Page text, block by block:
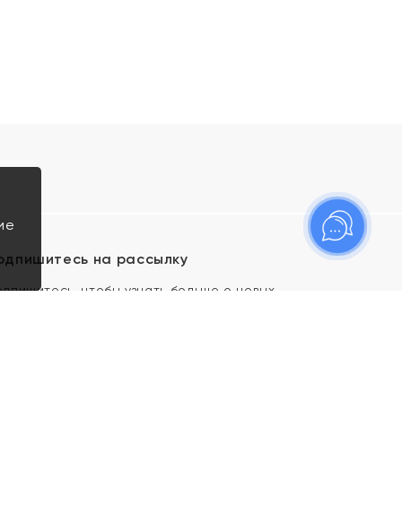
на рассылку
чтобы узнать больше о новых